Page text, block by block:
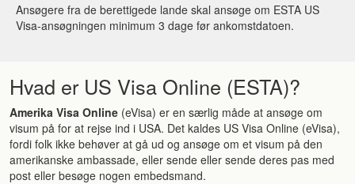
Ansøgere fra de berettigede lande skal ansøge om ESTA US
Visa-ansøgningen minimum 3 dage før ankomstdatoen.
Hvad er US Visa Online (ESTA)?
Amerika Visa Online (eVisa) er en særlig måde at ansøge om
visum på for at rejse ind i USA. Det kaldes US Visa Online (eVisa),
fordi folk ikke behøver at gå ud og ansøge om et visum på den
amerikanske ambassade, eller sende eller sende deres pas med
post eller besøge nogen embedsmand.